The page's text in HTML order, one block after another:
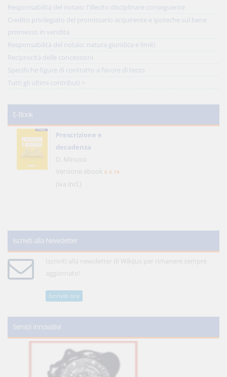
Responsabilità del notaio: l'illecito disciplinare conseguente
Credito privilegiato del promissario acquirente e ipoteche sul bene
promesso in vendita
Responsabilità del notaio: natura giuridica e limiti
Reciprocità delle concessioni
Specifiche figure di contratto a favore di terzo
Tutti gli ultimi contributi >
E-Book
Prescrizione e
decadenza
D. Minussi
Versione ebook € 4,19
(iva incl.)
Iscriviti alla Newsletter
Iscriviti alla newsletter di WikiJus per rimanere sempre
aggiornato!
Iscriviti ora
Servizi innovativi